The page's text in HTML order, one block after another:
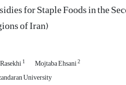
for Staple Foods in the
of Iran)
1 ‌ Mojtaba Ehsani2
University